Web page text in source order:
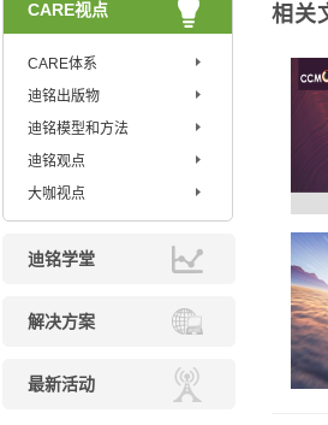
CARE视点
CARE体系
迪铭出版物
迪铭模型和方法
迪铭观点
大咖视点
迪铭学堂
解决方案
最新活动
相关